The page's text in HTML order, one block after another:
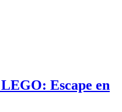
Escape en